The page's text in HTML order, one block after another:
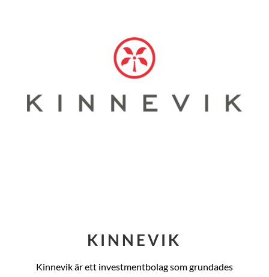
KINNEVIK
Kinnevik är ett investmentbolag som grundades